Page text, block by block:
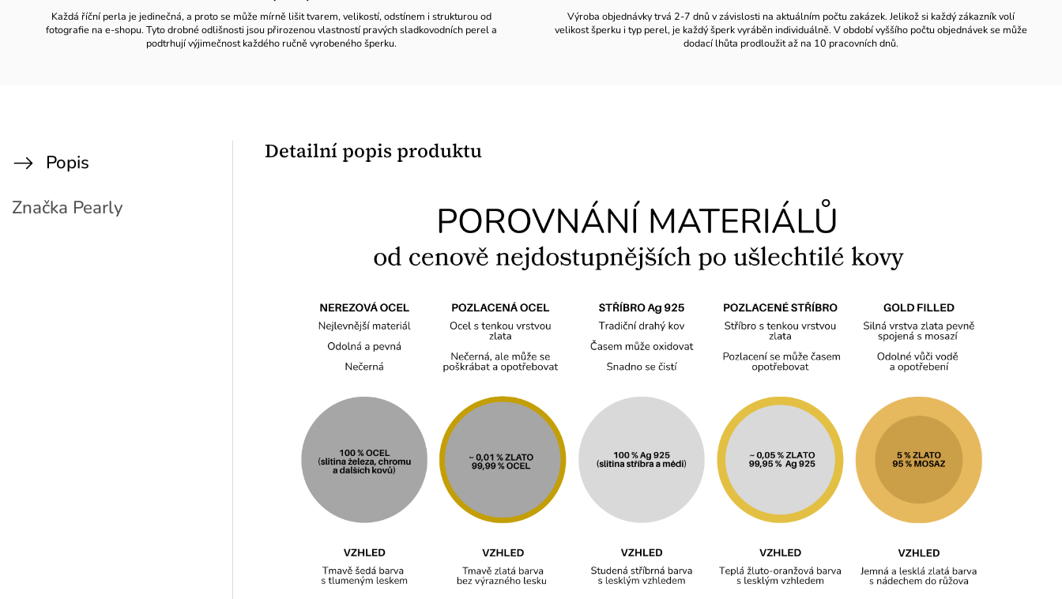
Každá říční perla je jedinečná, a proto se může mírně lišit tvarem, velikostí, odstínem i strukturou od
fotografie na e-shopu. Tyto drobné odlišnosti jsou přirozenou vlastností pravých sladkovodních perel a
podtrhují výjimečnost každého ručně vyrobeného šperku.
Výroba objednávky trvá 2-7 dnů v závislosti na aktuálním počtu zakázek. Jelikož si každý zákazník volí
velikost šperku i typ perel, je každý šperk vyráběn individuálně. V období vyššího počtu objednávek se může
dodací lhůta prodloužit až na 10 pracovních dnů.
Popis
Značka Pearly
Detailní popis produktu